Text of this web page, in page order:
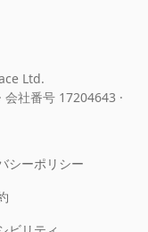
Ltd.
会社番号 17204643 ·
シーポリシー